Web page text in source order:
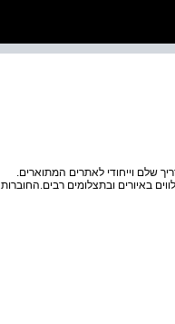
שלם וייחודי לאתרים המתוארים.
באיורים ובתצלומים רבים.החוברות